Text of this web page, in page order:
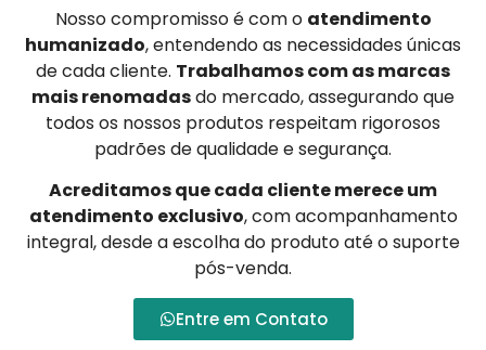
Nosso compromisso é com o atendimento
humanizado, entendendo as necessidades únicas
de cada cliente. Trabalhamos com as marcas
mais renomadasdo mercado, assegurando que
todos os nossos produtos respeitam rigorosos
padrões de qualidade e segurança.
Acreditamos que cada cliente merece um
atendimento exclusivo, com acompanhamento
integral, desde a escolha do produto até o suporte
pós-venda.
Entre em Contato